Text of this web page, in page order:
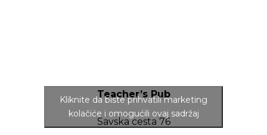
Teacher’s Pub
Savska cesta 76
Kliknite da biste prihvatili marketing
kolačiće i omogućili ovaj sadržaj